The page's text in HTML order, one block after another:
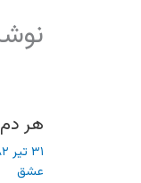
هر
۳۱ تیر ۱۳۸۲
عشق